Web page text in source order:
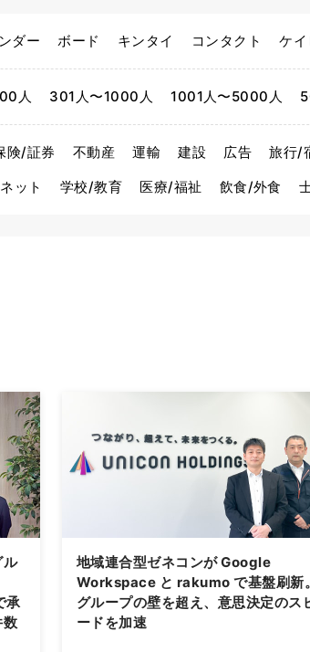
ダー ボード キンタイ コンタクト ケイ
人 301人〜1000人 1001人〜5000人
険/証券 不動産 運輸 建設 広告 旅行/
ット
学校/教育 医療/福祉 飲食/外食
ル
承
数
地域連合型ゼネコンが Google
Workspace と rakumo で基盤刷新。
グループの壁を超え、意思決定のス
ードを加速